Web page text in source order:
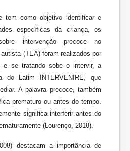
tem como objetivo identificar e
específicas da criança, os
intervenção precoce no
(TEA) foram realizados por
e se tratando sobe o intervir, a
do Latim INTERVENIRE, que
A palavra precoce, também
prematuro ou antes do tempo.
significa interferir antes do
(Lourenço, 2018).
destacam a importância de